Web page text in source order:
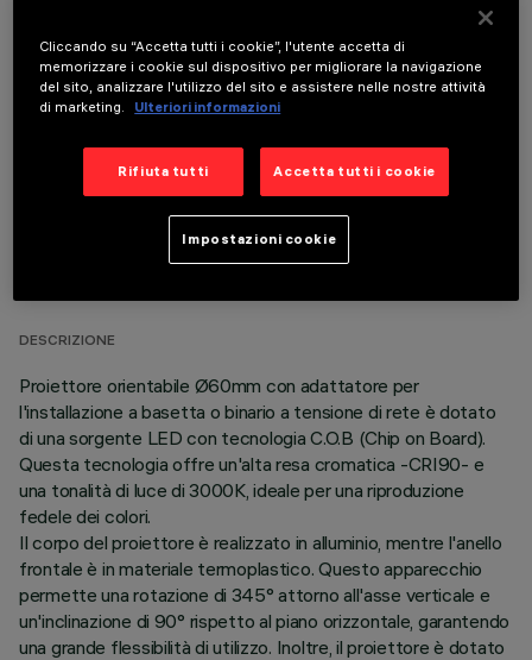
COMPONENTI OPZIONALI
DATI TECNICI
DESCRIZIONE
Proiettore orientabile Ø60mm con adattatore per
l'installazione a basetta o binario a tensione di rete è dotato
di una sorgente LED con tecnologia C.O.B (Chip on Board).
Questa tecnologia offre un'alta resa cromatica -CRI90- e
una tonalità di luce di 3000K, ideale per una riproduzione
fedele dei colori.
Il corpo del proiettore è realizzato in alluminio, mentre l'anello
frontale è in materiale termoplastico. Questo apparecchio
permette una rotazione di 345° attorno all'asse verticale e
un'inclinazione di 90° rispetto al piano orizzontale, garantendo
una grande flessibilità di utilizzo. Inoltre, il proiettore è dotato
Cliccando su “Accetta tutti i cookie”, l'utente accetta di
memorizzare i cookie sul dispositivo per migliorare la navigazione
del sito, analizzare l'utilizzo del sito e assistere nelle nostre attività
di marketing.
Ulteriori informazioni
Rifiuta tutti Accetta tutti i cookie
Impostazioni cookie